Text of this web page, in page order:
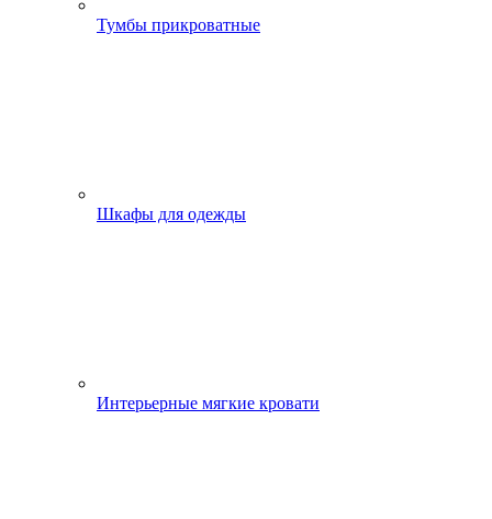
Тумбы прикроватные
Шкафы для одежды
Интерьерные мягкие кровати